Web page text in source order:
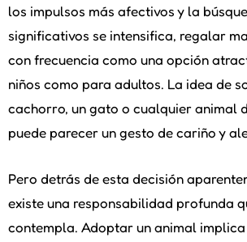
los impulsos más afectivos y la
significativos se intensifica, regalar
con frecuencia como una opción
niños como para adultos. La idea de
cachorro, un gato o cualquier animal
puede parecer un gesto de cariño y
Pero detrás de esta decisión
existe una responsabilidad profunda
contempla. Adoptar un animal